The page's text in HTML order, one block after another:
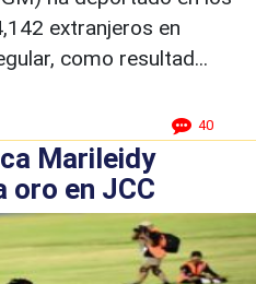
extranjeros en
como resultad...
40
Marileidy
oro en JCC